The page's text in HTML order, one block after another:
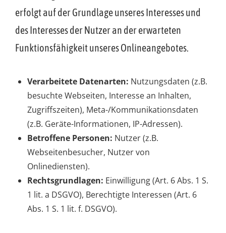
erfolgt auf der Grundlage unseres Interesses und
des Interesses der Nutzer an der erwarteten
Funktionsfähigkeit unseres Onlineangebotes.
Verarbeitete Datenarten: Nutzungsdaten (z.B.
besuchte Webseiten, Interesse an Inhalten,
Zugriffszeiten), Meta-/Kommunikationsdaten
(z.B. Geräte-Informationen, IP-Adressen).
Betroffene Personen: Nutzer (z.B.
Webseitenbesucher, Nutzer von
Onlinediensten).
Rechtsgrundlagen: Einwilligung (Art. 6 Abs. 1 S.
1 lit. a DSGVO), Berechtigte Interessen (Art. 6
Abs. 1 S. 1 lit. f. DSGVO).